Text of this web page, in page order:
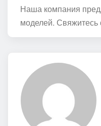
Наша компания
моделей.